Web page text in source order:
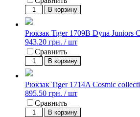
В корзину
Рюкзак Tiger 1709B Dyna Juniors
943.20 грн. / шт
Сравнить
В корзину
Рюкзак Tiger 1714A Cosmic
895.50 грн. / шт
Сравнить
В корзину